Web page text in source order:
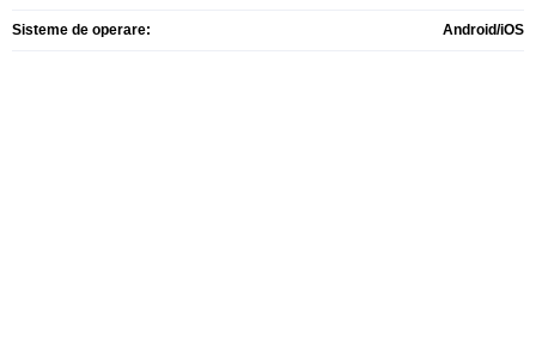
Sisteme de operare: Android/iOS